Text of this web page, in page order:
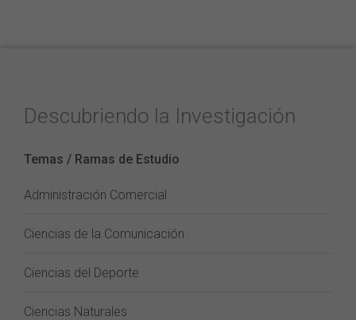
Descubriendo la Investigación
Temas / Ramas de Estudio
Administración Comercial
Ciencias de la Comunicación
Ciencias del Deporte
Ciencias Naturales